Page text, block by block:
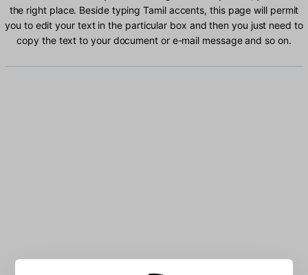
the right place. Beside typing Tamil accents, this page will permit
you to edit your text in the particular box and then you just need to
copy the text to your document or e-mail message and so on.